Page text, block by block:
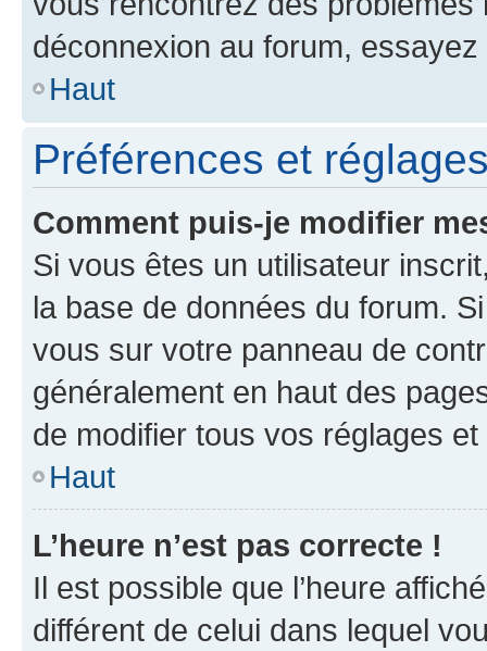
déconnexion au forum,
Haut
Préférences et
Comment puis-je modifier
Si vous êtes un utilisateur
la base de données du forum.
vous sur votre panneau de
généralement en haut des
de modifier tous vos réglages
Haut
L’heure n’est pas correcte !
Il est possible que l’heure
différent de celui dans lequel